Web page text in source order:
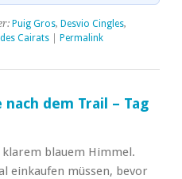
Puig Gros, Desvio Cingles,
Cairats Permalink
dem Trail – Tag
blauem Himmel.
einkaufen müssen, bevor